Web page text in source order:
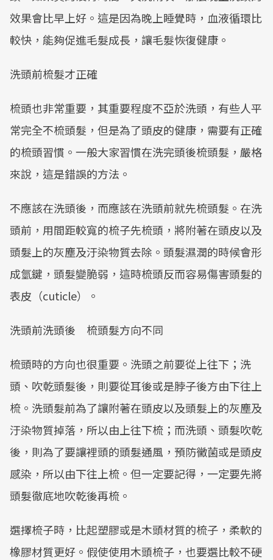
效果會比早上好。這是因為晚上睡覺時，血液循環比
較快，能夠促進毛髮成長，讓毛髮恢復健康。
洗頭前梳髮才正確
梳頭也非常重要，其重要程度不亞於洗頭，有些人平
常完全不梳頭髮，但是為了頭皮的健康，需要有正確
的梳頭習慣。一般大家習慣在洗完頭後梳頭髮，嚴格
來說，這是錯誤的方法。
不應該在洗頭後，而應該在洗頭前就先梳頭髮。在洗
頭前，用間距較寬的梳子先梳頭，將附著在頭皮以及
頭髮上的灰塵及汙染物質去除。頭髮濕潤的時候會形
成氫鍵，頭髮變脆弱，這時梳頭反而容易傷害頭髮的
表皮（cuticle）。
洗頭前洗頭後 梳頭髮方向不同
梳頭時的方向也很重要。洗頭之前要從上往下；洗
頭、吹乾頭髮後，則要從耳後或是脖子後方由下往上
梳。洗頭髮前為了讓附著在頭皮以及頭髮上的灰塵及
汙染物質掉落，所以由上往下梳；而洗頭、頭髮吹乾
後，則為了要讓裡頭的頭髮通風，預防黴菌或是頭皮
感染，所以由下往上梳。但一定要記得，一定要先將
頭髮徹底地吹乾後再梳。
選擇梳子時，比起塑膠或是木頭材質的梳子，柔軟的
橡膠材質更好。假使使用木頭梳子，也要選比較不硬